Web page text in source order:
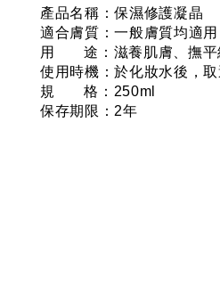
產品名稱：保濕修護凝晶
適合膚質：一般膚質均適用
用 途：滋養肌膚、撫平
使用時機：於化妝水後，
規 格：250ml
保存期限：2年